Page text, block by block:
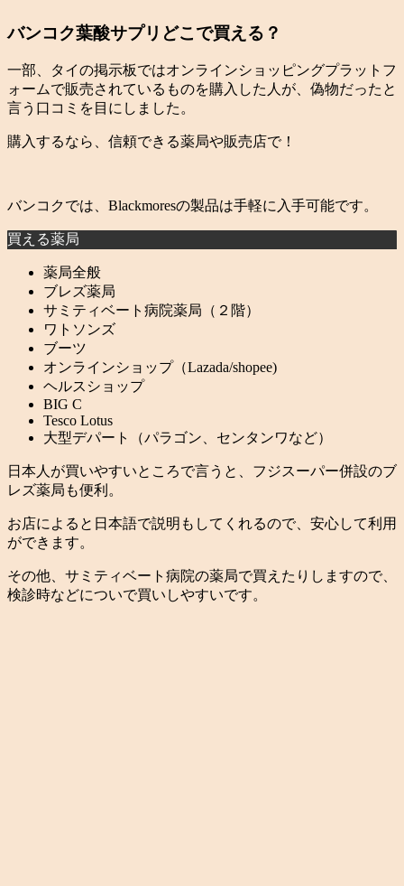
バンコク葉酸サプリどこで買える？
一部、タイの掲示板ではオンラインショッピングプラットフ
ォームで販売されているものを購入した人が、偽物だったと
言う口コミを目にしました。
購入するなら、信頼できる薬局や販売店で！
バンコクでは、Blackmoresの製品は手軽に入手可能です。
買える薬局
薬局全般
ブレズ薬局
サミティベート病院薬局（２階）
ワトソンズ
ブーツ
オンラインショップ（Lazada/shopee)
ヘルスショップ
BIG C
Tesco Lotus
大型デパート（パラゴン、センタンワなど）
日本人が買いやすいところで言うと、フジスーパー併設のブ
レズ薬局も便利。
お店によると日本語で説明もしてくれるので、安心して利用
ができます。
その他、サミティベート病院の薬局で買えたりしますので、
検診時などについで買いしやすいです。